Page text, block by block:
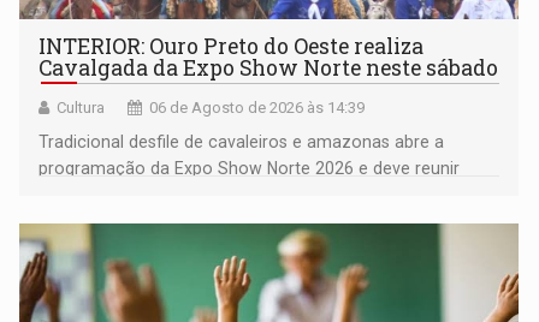
INTERIOR: Ouro Preto do Oeste realiza
Cavalgada da Expo Show Norte neste sábado
Cultura 06 de Agosto de 2026 às 14:39
Tradicional desfile de cavaleiros e amazonas abre a
programação da Expo Show Norte 2026 e deve reunir